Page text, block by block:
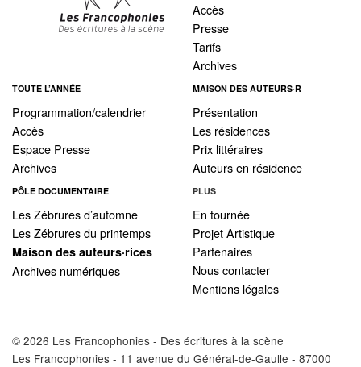
Accès
Presse
Tarifs
Archives
TOUTE L’ANNÉE
Programmation/calendrier
Accès
Espace Presse
Archives
MAISON DES AUTEURS·R
Présentation
Les résidences
Prix littéraires
Auteurs en résidence
PÔLE DOCUMENTAIRE
Les Zébrures d’automne
Les Zébrures du printemps
Maison des auteurs·rices
Archives numériques
PLUS
En tournée
Projet Artistique
Partenaires
Nous contacter
Mentions légales
© 2026 Les Francophonies - Des écritures à la scène
Les Francophonies - 11 avenue du Général-de-Gaulle - 87000